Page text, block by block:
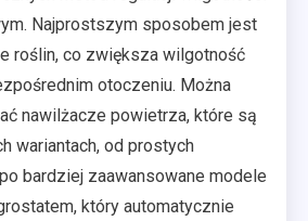
Najprostszym sposobem jest
roślin, co zwiększa wilgotność
otoczeniu. Można
nawilżacze powietrza, które są
wariantach, od prostych
bardziej zaawansowane modele
który automatycznie